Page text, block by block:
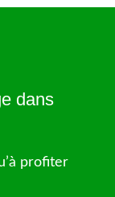
dans
profiter